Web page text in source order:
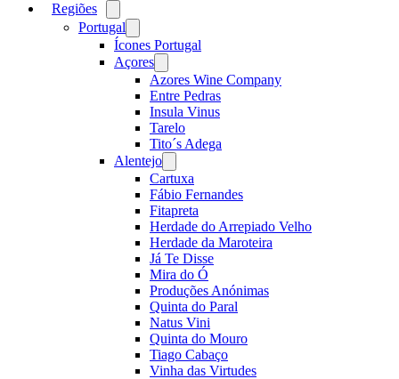
Regiões
menu
Portugal
menu
Ícones Portugal
Açores
menu
Azores Wine Company
Entre Pedras
Insula Vinus
Tarelo
Tito´s Adega
Alentejo
menu
Cartuxa
Fábio Fernandes
Fitapreta
Herdade do Arrepiado Velho
Herdade da Maroteira
Já Te Disse
Mira do Ó
Produções Anónimas
Quinta do Paral
Natus Vini
Quinta do Mouro
Tiago Cabaço
Vinha das Virtudes